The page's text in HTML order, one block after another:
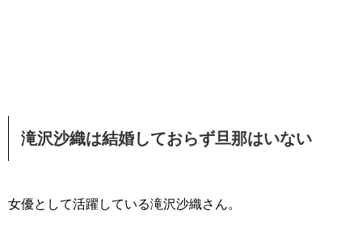
滝沢沙織は結婚しておらず旦那はいない
女優として活躍している滝沢沙織さん。